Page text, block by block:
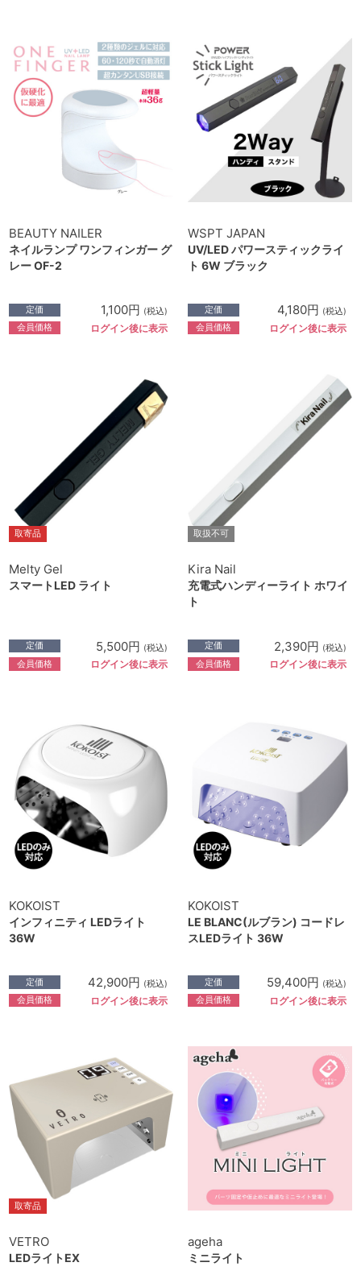
BEAUTY NAILER
ネイルランプ ワンフィンガー グ
レー OF-2
定価 1,100円 (税込)
会員価格 ログイン後に表示
WSPT JAPAN
UV/LED パワースティックライ
ト 6W ブラック
定価 4,180円 (税込)
会員価格 ログイン後に表示
取寄品
Melty Gel
スマートLED ライト
定価 5,500円 (税込)
会員価格 ログイン後に表示
取扱不可
Kira Nail
充電式ハンディーライト ホワイ
ト
定価 2,390円 (税込)
会員価格 ログイン後に表示
KOKOIST
インフィニティ LEDライト
36W
定価 42,900円 (税込)
会員価格 ログイン後に表示
KOKOIST
LE BLANC(ルブラン) コードレ
スLEDライト 36W
定価 59,400円 (税込)
会員価格 ログイン後に表示
取寄品
VETRO
LEDライトEX
ageha
ミニライト